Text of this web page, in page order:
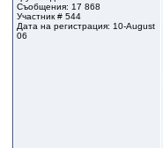
Съобщения: 17 868
Участник # 544
Дата на регистрация: 10-August
06